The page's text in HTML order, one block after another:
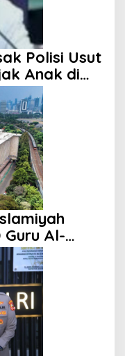
Polisi Usut
Anak di
Vape
Guru Al-